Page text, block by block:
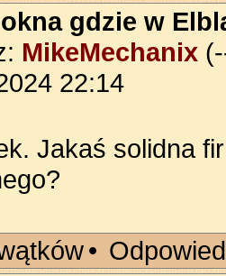
gdzie w
MikeMechanix
22:14
Jakaś solidna
•